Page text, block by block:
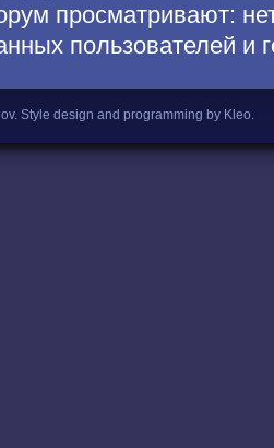
просматривают:
пользователей и
Style design and programming by Kleo.